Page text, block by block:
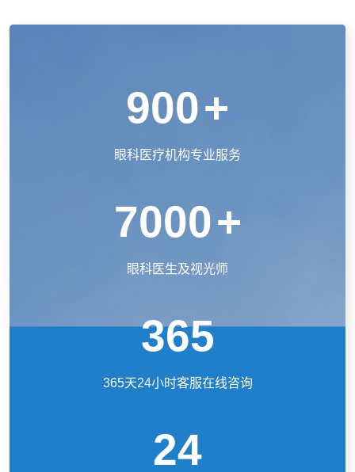
900+
眼科医疗机构专业服务
7000+
眼科医生及视光师
365
365天24小时客服在线咨询
24